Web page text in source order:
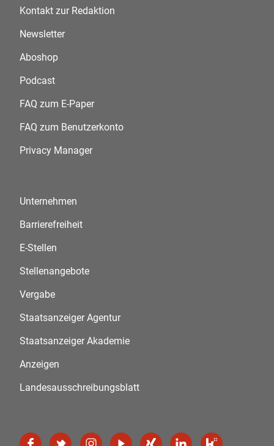
Kontakt zur Redaktion
Newsletter
Aboshop
Podcast
FAQ zum E-Paper
FAQ zum Benutzerkonto
Privacy Manager
Unternehmen
Barrierefreiheit
E-Stellen
Stellenangebote
Vergabe
Staatsanzeiger Agentur
Staatsanzeiger Akademie
Anzeigen
Landesausschreibungsblatt